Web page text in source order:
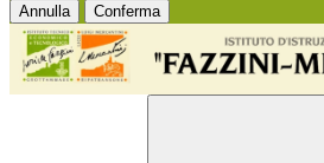
Annulla Conferma